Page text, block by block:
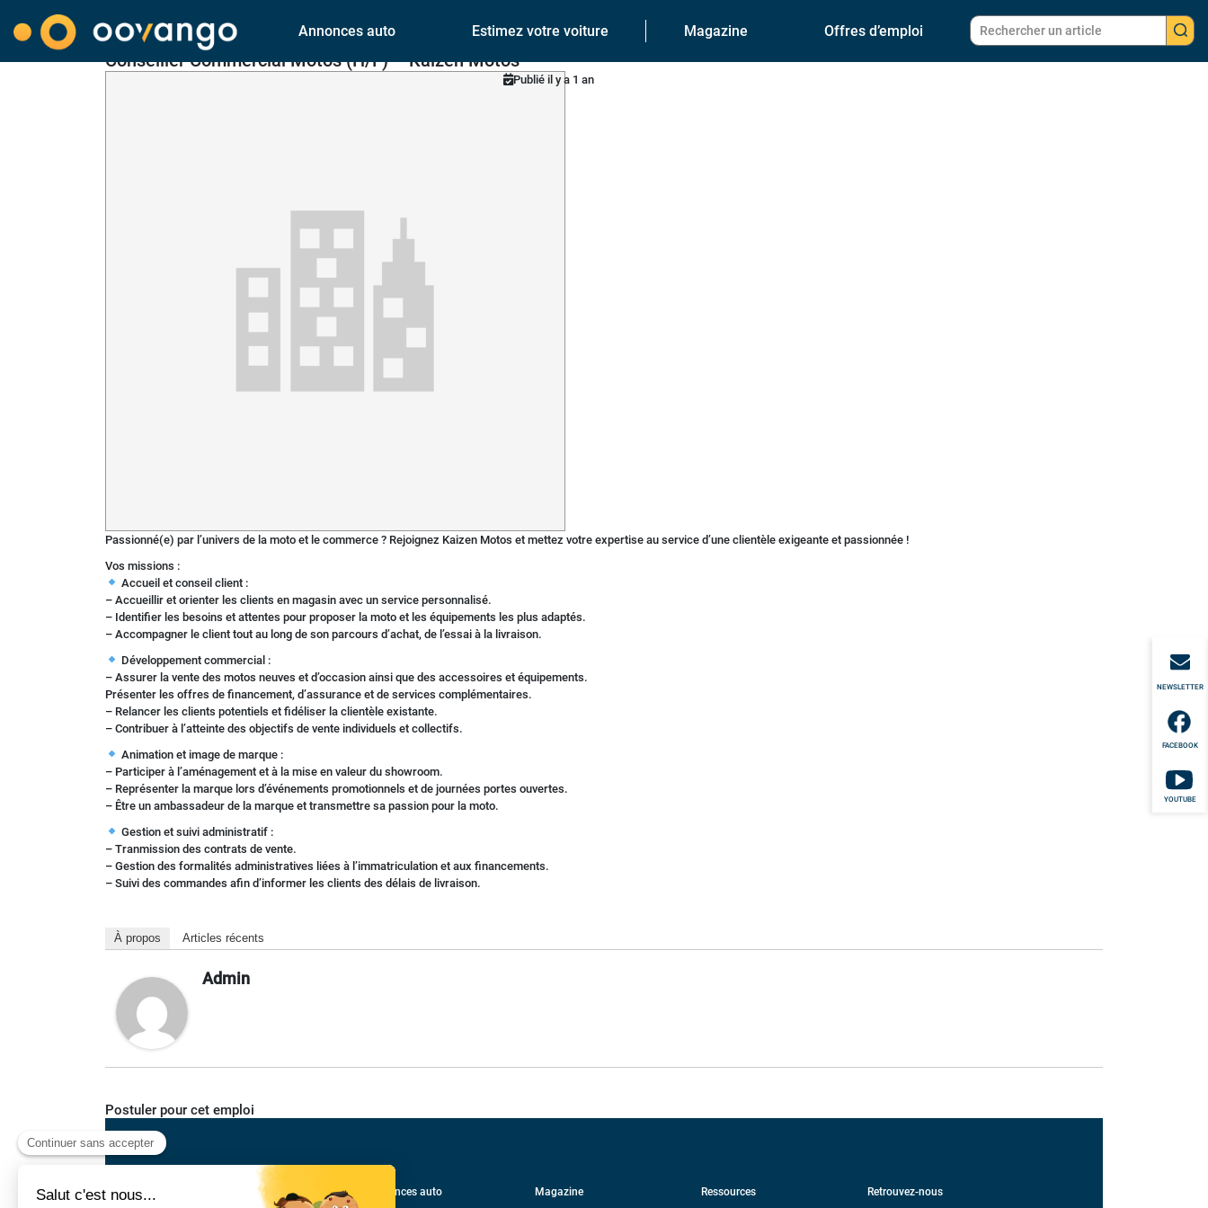
Annonces auto Estimez votre voiture Magazine Offres d’emploi
NEWSLETTER
FACEBOOK
YOUTUBE
Conseiller Commercial Motos (H/F) – Kaizen Motos
Publié il y a 1 an
Passionné(e) par l’univers de la moto et le commerce ? Rejoignez Kaizen Motos et mettez votre expertise au service d’une clientèle exigeante et passionnée !
Vos missions :
Accueil et conseil client :
– Accueillir et orienter les clients en magasin avec un service personnalisé.
– Identifier les besoins et attentes pour proposer la moto et les équipements les plus adaptés.
– Accompagner le client tout au long de son parcours d’achat, de l’essai à la livraison.
Développement commercial :
– Assurer la vente des motos neuves et d’occasion ainsi que des accessoires et équipements.
Présenter les offres de financement, d’assurance et de services complémentaires.
– Relancer les clients potentiels et fidéliser la clientèle existante.
– Contribuer à l’atteinte des objectifs de vente individuels et collectifs.
Animation et image de marque :
– Participer à l’aménagement et à la mise en valeur du showroom.
– Représenter la marque lors d’événements promotionnels et de journées portes ouvertes.
– Être un ambassadeur de la marque et transmettre sa passion pour la moto.
Gestion et suivi administratif :
– Tranmission des contrats de vente.
– Gestion des formalités administratives liées à l’immatriculation et aux financements.
– Suivi des commandes afin d’informer les clients des délais de livraison.
À propos Articles récents
Admin
Postuler pour cet emploi
Annonces auto Magazine Ressources Retrouvez-nous